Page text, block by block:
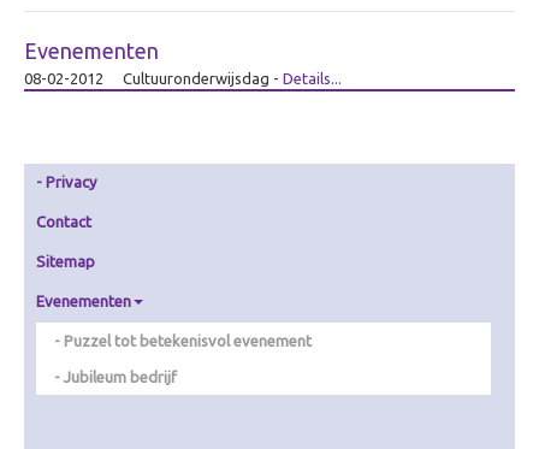
Over Ervaring creëren
De (Bell)Butlers
Ontdek je plekje
Dagverwarming
Visualiseren
Over Visualiseren
Live Beamen & Fotografie
Evenementen
08-02-2012 Cultuuronderwijsdag - Details...
Privacy
Contact
Sitemap
Evenementen
Puzzel tot betekenisvol evenement
Jubileum bedrijf